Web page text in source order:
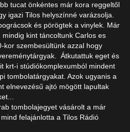
tucat önkéntes már kora reggeltől
igazi Tilos helyszínné varázsolja.
és pörögtek a vinylek. Már
kint táncoltunk Carlos es
kor szembesültünk azzal hogy
Átkutattuk eget és
krt-i stúdiókomplexumból mindent
tombolatárgyakat. Azok ugyanis a
elnevezésű ajtó mögött lapultak
tombolajegyet vásárolt a már
felajánlotta a Tilos Rádió